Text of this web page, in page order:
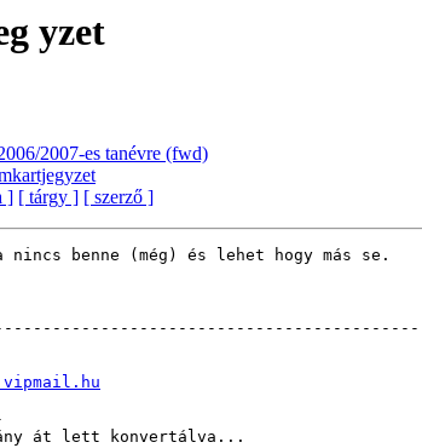
yzet
2007-es tanévre (fwd)
] [ tárgy ] [ szerző ]
nincs benne (még) és lehet hogy más se.
át lett konvertálva...